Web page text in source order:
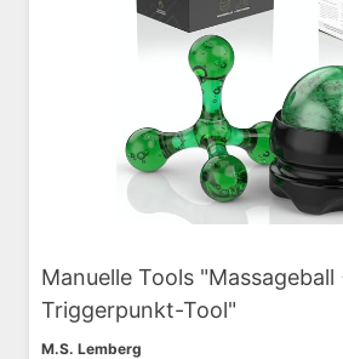
Manuelle Tools "Massageball
Triggerpunkt-Tool"
M.S. Lemberg